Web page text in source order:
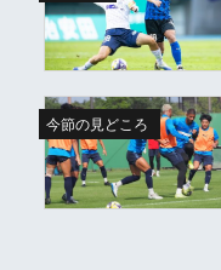
今節の見どころ